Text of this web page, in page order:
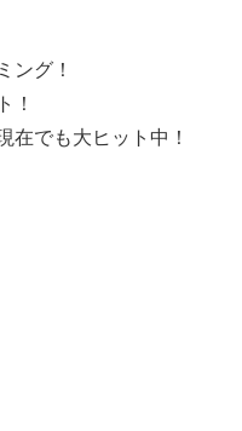
ング！
！
在でも大ヒット中！